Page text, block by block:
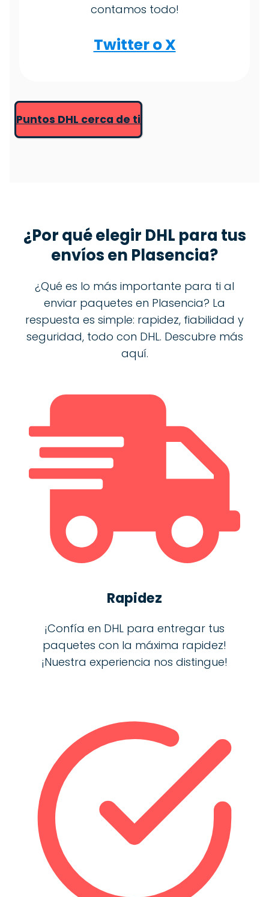
contamos todo!
Twitter o X
Puntos DHL cerca de ti
¿Por qué elegir DHL para tus
envíos en Plasencia?
¿Qué es lo más importante para ti al
enviar paquetes en Plasencia? La
respuesta es simple: rapidez, fiabilidad y
seguridad, todo con DHL. Descubre más
aquí.
Rapidez
¡Confía en DHL para entregar tus
paquetes con la máxima rapidez!
¡Nuestra experiencia nos distingue!